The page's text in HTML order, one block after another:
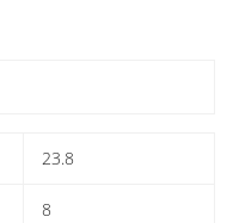
23.8
8